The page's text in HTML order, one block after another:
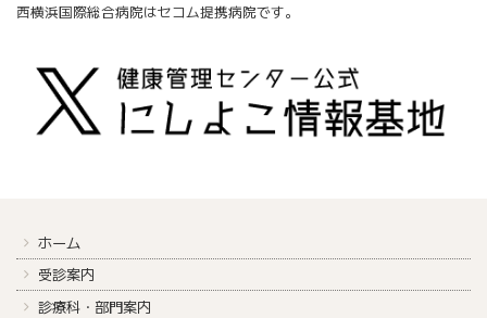
西横浜国際総合病院はセコム提携病院です。
ホーム
受診案内
診療科・部門案内